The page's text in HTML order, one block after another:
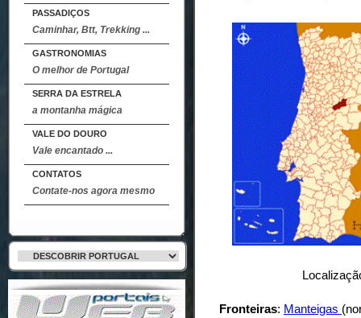
PASSADIÇOS
Caminhar, Btt, Trekking ...
GASTRONOMIAS
O melhor de Portugal
SERRA DA ESTRELA
a montanha mágica
VALE DO DOURO
Vale encantado ...
CONTATOS
Contate-nos agora mesmo
Fronteiras: Manteigas